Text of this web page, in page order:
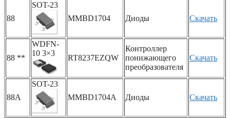
88
SOT-23
MMBD1704
Диоды Скачать
88 **
WDFN-
10 3×3
RT8237EZQW
Контроллер
понижающего
преобразователя
Скачать
88A
SOT-23
MMBD1704A
Диоды Скачать